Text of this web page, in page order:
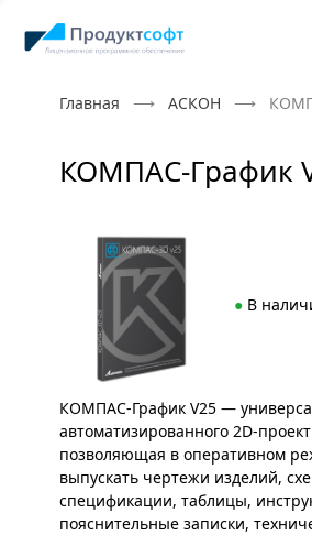
Главная АСКОН
КОМПАС-График
● В
КОМПАС-График V25 —
автоматизированного 2D-
позволяющая в оперативном
выпускать чертежи изделий,
спецификации, таблицы,
пояснительные записки,